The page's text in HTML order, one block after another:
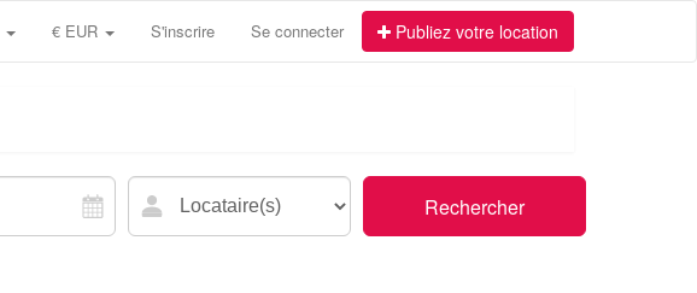
€ EUR S'inscrire Se connecter Publiez votre location
Rechercher